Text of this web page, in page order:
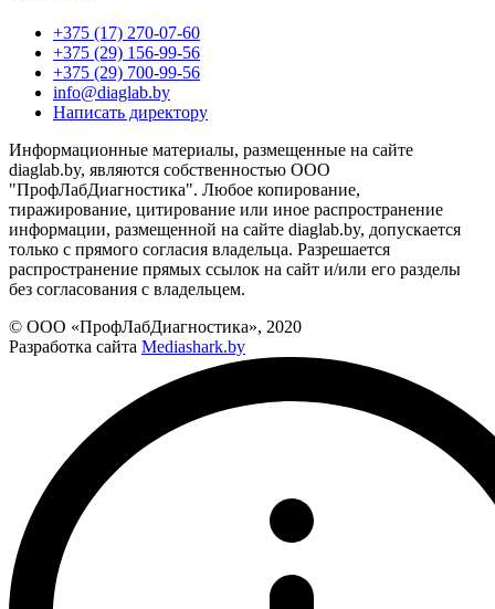
+375 (17) 270-07-60
+375 (29) 156-99-56
+375 (29) 700-99-56
info@diaglab.by
Написать директору
Информационные материалы, размещенные на сайте
diaglab.by, являются собственностью ООО
"ПрофЛабДиагностика". Любое копирование,
тиражирование, цитирование или иное распространение
информации, размещенной на сайте diaglab.by, допускается
только с прямого согласия владельца. Разрешается
распространение прямых ссылок на сайт и/или его разделы
без согласования с владельцем.
© ООО «ПрофЛабДиагностика», 2020
Разработка сайта Mediashark.by